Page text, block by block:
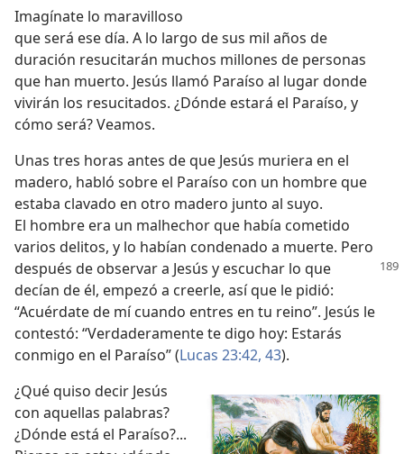
Imagínate lo maravilloso
que será ese día. A lo largo de sus mil años de
duración resucitarán muchos millones de personas
que han muerto. Jesús llamó Paraíso al lugar donde
vivirán los resucitados. ¿Dónde estará el Paraíso, y
cómo será? Veamos.
Unas tres horas antes de que Jesús muriera en el
madero, habló sobre el Paraíso con un hombre que
estaba clavado en otro madero junto al suyo.
El hombre era un malhechor que había cometido
varios delitos, y lo habían condenado a muerte. Pero
después de observar a Jesús y escuchar lo que
decían de él, empezó a creerle, así que le pidió:
“Acuérdate de mí cuando entres en tu reino”. Jesús le
contestó: “Verdaderamente te digo hoy: Estarás
conmigo en el Paraíso” (Lucas 23:42, 43).
¿Qué quiso decir Jesús
con aquellas palabras?
¿Dónde está el Paraíso?...